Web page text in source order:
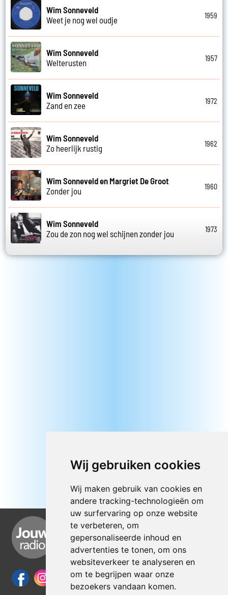
Wij gebruiken cookies
Wij maken gebruik van cookies en
andere tracking-technologieën om
uw surfervaring op onze website
te verbeteren, om
gepersonaliseerde inhoud en
advertenties te tonen, om ons
websiteverkeer te analyseren en
om te begrijpen waar onze
bezoekers vandaan komen.
Wim Sonneveld
Weet je nog wel oudje
1959
Wim Sonneveld
Welterusten
1957
Wim Sonneveld
Zand en zee
1972
Wim Sonneveld
Zo heerlijk rustig
1962
Wim Sonneveld en Margriet De Groot
Zonder jou
1960
Wim Sonneveld
Zou de zon nog wel schijnen zonder jou
1973